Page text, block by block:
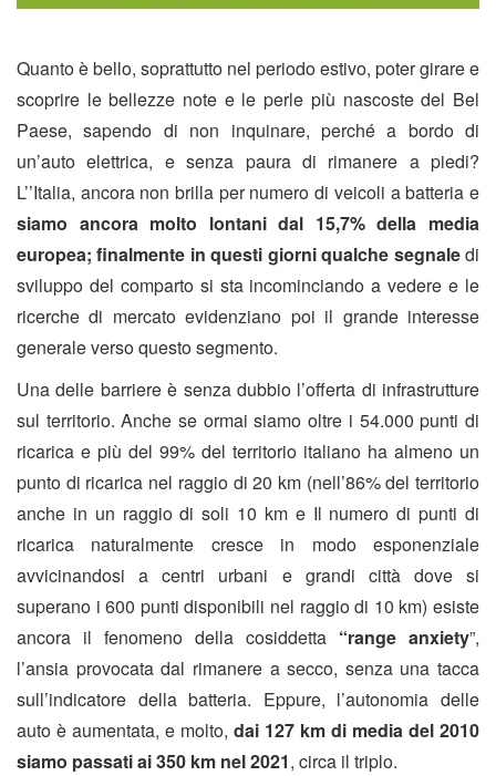
Quanto è bello, soprattutto nel periodo estivo, poter girare e
scoprire le bellezze note e le perle più nascoste del Bel
Paese, sapendo di non inquinare, perché a bordo di
un’auto elettrica, e senza paura di rimanere a piedi?
L’’Italia, ancora non brilla per numero di veicoli a batteria e
siamo ancora molto lontani dal 15,7% della media
europea; finalmente in questi giorni qualche segnaledi
sviluppo del comparto si sta incominciando a vedere e le
ricerche di mercato evidenziano poi il grande interesse
generale verso questo segmento.
Una delle barriere è senza dubbio l’offerta di infrastrutture
sul territorio. Anche se ormai siamo oltre i 54.000 punti di
ricarica e più del 99% del territorio italiano ha almeno un
punto di ricarica nel raggio di 20 km (nell’86% del territorio
anche in un raggio di soli 10 km e Il numero di punti di
ricarica naturalmente cresce in modo esponenziale
avvicinandosi a centri urbani e grandi città dove si
superano i 600 punti disponibili nel raggio di 10 km) esiste
ancora il fenomeno della cosiddetta “range anxiety”,
l’ansia provocata dal rimanere a secco, senza una tacca
sull’indicatore della batteria. Eppure, l’autonomia delle
auto è aumentata, e molto, dai 127 km di media del 2010
siamo passati ai 350 km nel 2021, circa il triplo.